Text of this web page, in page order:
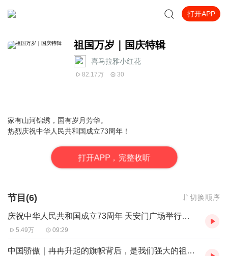
打开APP
祖国万岁｜国庆特辑
喜马拉雅小红花
82.17万 30
家有山河锦绣，国有岁月芳华。
热烈庆祝中华人民共和国成立73周年！
打开APP，完整收听
节目(6) 切换顺序
庆祝中华人民共和国成立73周年 天安门广场举行升国旗仪式
5.49万 09:29
中国骄傲｜冉冉升起的旗帜背后，是我们强大的祖国！